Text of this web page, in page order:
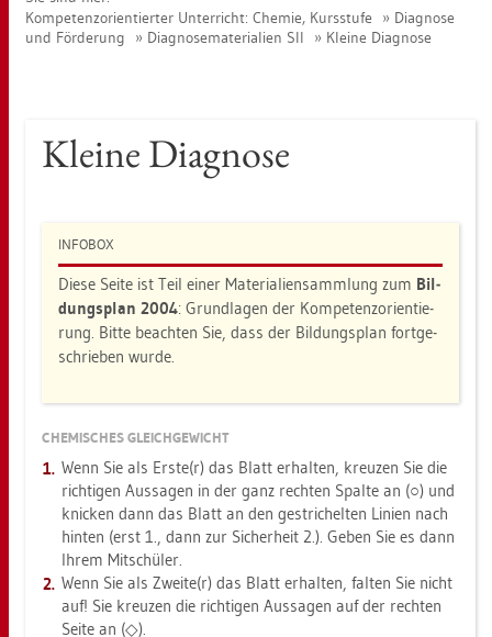
Kom­pe­tenz­ori­en­tier­ter Un­ter­richt: Che­mie, Kurs­stu­fe
Dia­gno­se
und För­de­rung
Dia­gno­se­ma­te­ria­li­en SII Klei­ne Dia­gno­se
Klei­ne Dia­gno­se
IN­FO­BOX
Diese Seite ist Teil einer Ma­te­ria­li­en­samm­lung zum Bil­
dungs­plan 2004: Grund­la­gen der Kom­pe­tenz­ori­en­tie­
rung. Bitte be­ach­ten Sie, dass der Bil­dungs­plan fort­ge­
schrie­ben wurde.
CHE­MI­SCHES GLEICH­GE­WICHT
Wenn Sie als Erste(r) das Blatt er­hal­ten, kreu­zen Sie die
rich­ti­gen Aus­sa­gen in der ganz rech­ten Spal­te an (○) und
kni­cken dann das Blatt an den ge­stri­chel­ten Li­ni­en nach
hin­ten (erst 1., dann zur Si­cher­heit 2.). Geben Sie es dann
Ihrem Mit­schü­ler.
Wenn Sie als Zwei­te(r) das Blatt er­hal­ten, fal­ten Sie nicht
auf! Sie kreu­zen die rich­ti­gen Aus­sa­gen auf der rech­ten
Seite an (◇).